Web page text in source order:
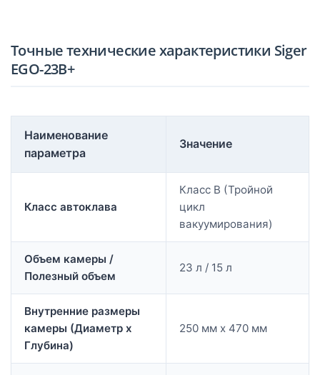
Точные технические характеристики Siger
EGO-23B+
Наименование
параметра
Значение
Класс автоклава
Класс B (Тройной
цикл
вакуумирования)
Объем камеры /
Полезный объем
23 л / 15 л
Внутренние размеры
камеры (Диаметр х
Глубина)
250 мм х 470 мм